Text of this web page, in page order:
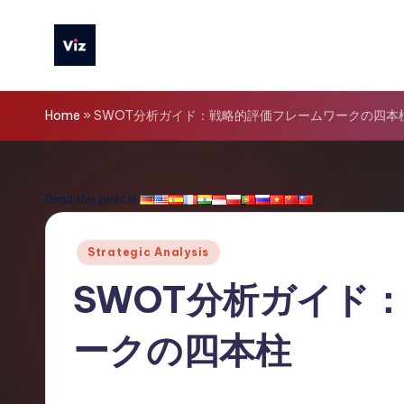
V
iz
o
Home » SWOT分析ガイド：戦略的評価フレームワークの四本
Read this post in:
Posted
Strategic Analysis
SWOT分析ガイド
ークの四本柱